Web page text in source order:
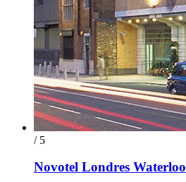
/ 5
Novotel Londres Waterloo